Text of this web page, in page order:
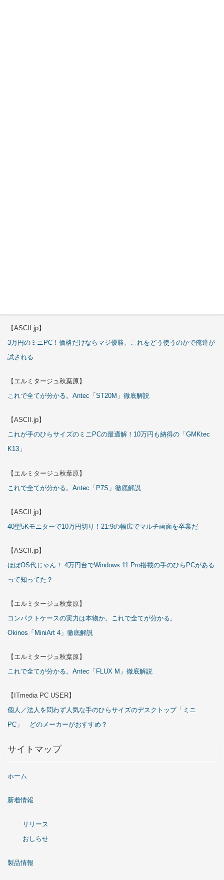
【ASCII.jp】
3万円のミニPC！価格だけならマジ優勝、これをどう使うのかで俺達が
試される
【エルミタージュ秋葉原】
これで全てが分かる。Antec「ST20M」徹底解説
【ASCII.jp】
これが手のひらサイズのミニPCの最適解！10万円も納得の「GMKtec
K13」
【エルミタージュ秋葉原】
これで全てが分かる。Antec「P7S」徹底解説
【ASCII.jp】
40型5Kモニターで10万円切り！21:9の幅広でマルチ画面を卒業だ
【ASCII.jp】
ほぼOS代じゃん！ 4万円台でWindows 11 Pro搭載の手のひらPCがある
って知ってた？
【エルミタージュ秋葉原】
コンパクトケースの実力は本物か。これで全てが分かる。
Okinos「MiniArt 4」徹底解説
【エルミタージュ秋葉原】
これで全てが分かる。Antec「FLUX M」徹底解説
【ITmedia PC USER】
個人／法人を問わず人気な手のひらサイズのデスクトップ「ミニ
PC」 どのメーカーがおすすめ？
サイトマップ
ホーム
新着情報
リリース
おしらせ
製品情報